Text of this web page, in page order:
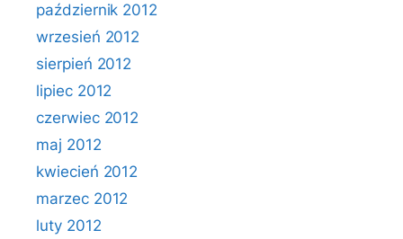
październik 2012
wrzesień 2012
sierpień 2012
lipiec 2012
czerwiec 2012
maj 2012
kwiecień 2012
marzec 2012
luty 2012